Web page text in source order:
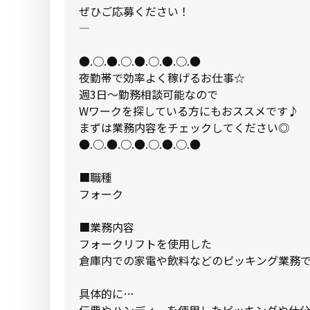
ぜひご応募ください！
――――――――――――――――
●.○.●.○.●.○.●.○.●
夜勤帯で効率よく稼げるお仕事☆
週3日〜勤務相談可能なので
Wワークを探している方にもおススメです♪
まずは業務内容をチェックしてください◎
●.○.●.○.●.○.●.○.●
■職種
フォーク
■業務内容
フォークリフトを使用した
倉庫内での家電や飲料などのピッキング業務で
具体的に…